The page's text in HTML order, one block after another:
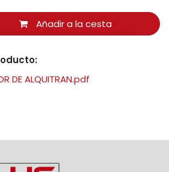
Añadir a la cesta
DE ALQUITRAN.pdf